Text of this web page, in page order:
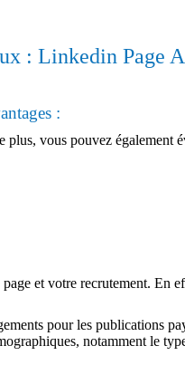
: Linkedin Page
:
vous pouvez également
et votre recrutement. En
pour les publications
notamment le